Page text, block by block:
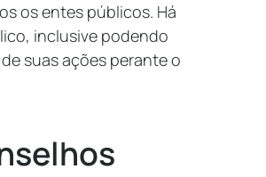
os entes públicos. Há
inclusive podendo
suas ações perante o